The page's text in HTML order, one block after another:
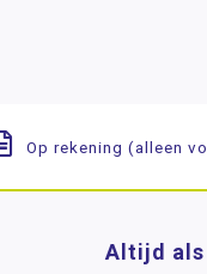
Op rekening (alleen
Altijd als